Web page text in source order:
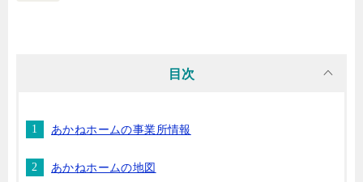
目次
あかねホームの事業所情報
あかねホームの地図